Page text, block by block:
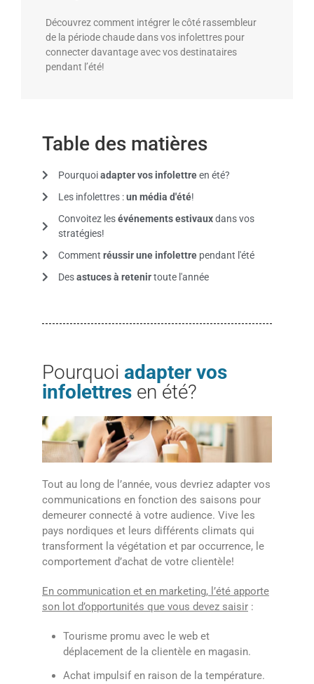
Découvrez comment intégrer le côté rassembleur
de la période chaude dans vos infolettres pour
connecter davantage avec vos destinataires
pendant l’été!
Table des matières
Pourquoiadapter vos infolettreen été?
Les infolettres :un média d'été!
Convoitez lesévénements estivauxdans vos
stratégies!
Comment réussir une infolettre pendant l'été
Desastuces à retenirtoute l'année
Pourquoi adapter vos
infolettres en été?
Tout au long de l’année, vous devriez adapter vos
communications en fonction des saisons pour
demeurer connecté à votre audience. Vive les
pays nordiques et leurs différents climats qui
transforment la végétation et par occurrence, le
comportement d’achat de votre clientèle!
En communication et en marketing, l’été apporte
son lot d’opportunités que vous devez saisir :
Tourisme promu avec le web et
déplacement de la clientèle en magasin.
Achat impulsif en raison de la température.